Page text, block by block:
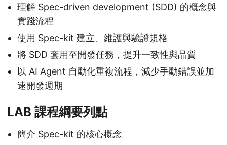
理解 Spec-driven development (SDD) 的概念與
實踐流程
使用 Spec-kit 建立、維護與驗證規格
將 SDD 套用至開發任務，提升一致性與品質
以 AI Agent 自動化重複流程，減少手動錯誤並加
速開發週期
LAB 課程綱要列點
簡介 Spec-kit 的核心概念